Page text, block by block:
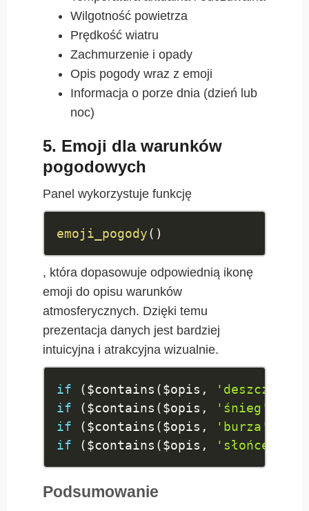
Wilgotność powietrza
Prędkość wiatru
Zachmurzenie i opady
Opis pogody wraz z emoji
Informacja o porze dnia (dzień lub
noc)
5. Emoji dla warunków
pogodowych
Panel wykorzystuje funkcję
emoji_pogody( )
, która dopasowuje odpowiednią ikonę
emoji do opisu warunków
atmosferycznych. Dzięki temu
prezentacja danych jest bardziej
intuicyjna i atrakcyjna wizualnie.
if ($contains ($opis , 'deszcz'
if
($contains ($opis , 'śnieg'
if
($contains ($opis , 'burza'
if
($contains ($opis , 'słońce'
Podsumowanie